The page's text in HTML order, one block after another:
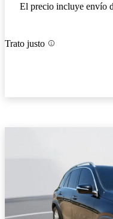
El precio incluye envío
Trato justo